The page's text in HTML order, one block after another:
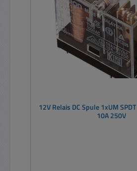
12V Relais DC Spule 1xUM
10A 250V